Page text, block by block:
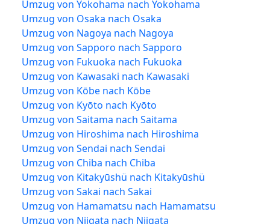
Umzug von Yokohama nach Yokohama
Umzug von Osaka nach Osaka
Umzug von Nagoya nach Nagoya
Umzug von Sapporo nach Sapporo
Umzug von Fukuoka nach Fukuoka
Umzug von Kawasaki nach Kawasaki
Umzug von Kōbe nach Kōbe
Umzug von Kyōto nach Kyōto
Umzug von Saitama nach Saitama
Umzug von Hiroshima nach Hiroshima
Umzug von Sendai nach Sendai
Umzug von Chiba nach Chiba
Umzug von Kitakyūshü nach Kitakyūshü
Umzug von Sakai nach Sakai
Umzug von Hamamatsu nach Hamamatsu
Umzug von Niigata nach Niigata